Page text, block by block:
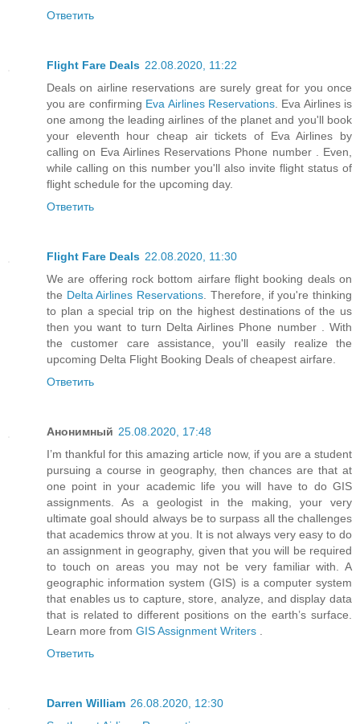
Ответить
Flight Fare Deals 22.08.2020, 11:22
Deals on airline reservations are surely great for you once
you are confirming Eva Airlines Reservations. Eva Airlines is
one among the leading airlines of the planet and you'll book
your eleventh hour cheap air tickets of Eva Airlines by
calling on Eva Airlines Reservations Phone number . Even,
while calling on this number you'll also invite flight status of
flight schedule for the upcoming day.
Ответить
Flight Fare Deals 22.08.2020, 11:30
We are offering rock bottom airfare flight booking deals on
the Delta Airlines Reservations . Therefore, if you're thinking
to plan a special trip on the highest destinations of the us
then you want to turn Delta Airlines Phone number . With
the customer care assistance, you'll easily realize the
upcoming Delta Flight Booking Deals of cheapest airfare.
Ответить
Анонимный 25.08.2020, 17:48
I’m thankful for this amazing article now, if you are a student
pursuing a course in geography, then chances are that at
one point in your academic life you will have to do GIS
assignments. As a geologist in the making, your very
ultimate goal should always be to surpass all the challenges
that academics throw at you. It is not always very easy to do
an assignment in geography, given that you will be required
to touch on areas you may not be very familiar with. A
geographic information system (GIS) is a computer system
that enables us to capture, store, analyze, and display data
that is related to different positions on the earth’s surface.
Learn more from GIS Assignment Writers
Ответить
Darren William 26.08.2020, 12:30